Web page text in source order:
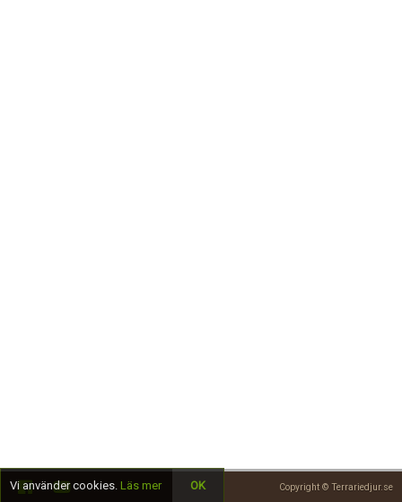
Copyright © Terrariedjur.se
Vi använder cookies. Läs mer OK